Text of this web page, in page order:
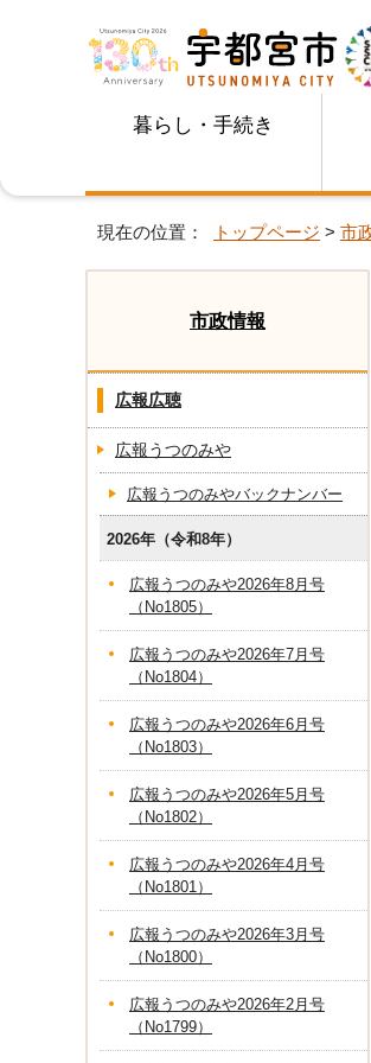
暮らし・手続き
現在の位置： トップページ > 市
市政情報
広報広聴
広報うつのみや
広報うつのみやバックナンバー
2026年（令和8年）
広報うつのみや2026年8月号
（No1805）
広報うつのみや2026年7月号
（No1804）
広報うつのみや2026年6月号
（No1803）
広報うつのみや2026年5月号
（No1802）
広報うつのみや2026年4月号
（No1801）
広報うつのみや2026年3月号
（No1800）
広報うつのみや2026年2月号
（No1799）